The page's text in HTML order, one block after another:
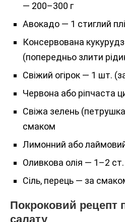
— 200–300 г
Авокадо — 1 стиглий
Консервована
(попередньо злити
Свіжий огірок — 1 шт.
Червона або ріпчаста
Свіжа зелень
смаком
Лимонний або
Оливкова олія — 1–2 ст.
Сіль, перець — за
Покроковий рецепт
салату